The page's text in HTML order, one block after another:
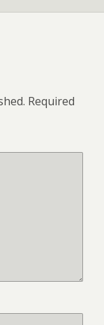
Required